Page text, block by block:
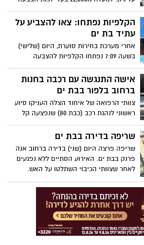
מימשו את זכותם הדמוקרטית - מתוך 130,660
בעלי זכות הצבעה בבת ים.
הקלפיות נפתחו: צאו להצביע על
עתיד בת ים
אחרי מערכת בחירות סוערת, היום (שלישי)
בשעה 7:09 נפתחו הקלפיות להצבעה
בבחירות לרשויות המקומיות ברחבי הארץ.
אישה התנגשה עם רכבה בחנות
ברחוב בלפור בבת ים
צוותי הרפואה של איחוד הצלה העניקו סיוע
ראשוני לנהגת רכב (כבת 80) שנפצעה קל
כתוצאה מהתנגשות רכבה בחנות ברחוב
בלפור בבת ים היום (שני).
שריפה בדירה בבת ים
שריפה פרצה היום (שני) בדירה ברחוב אנה
פרנק בבת ים. האירוע הסתיים ללא נפגעים
לאחר שצוותי הכיבוי השתלטו על האש.